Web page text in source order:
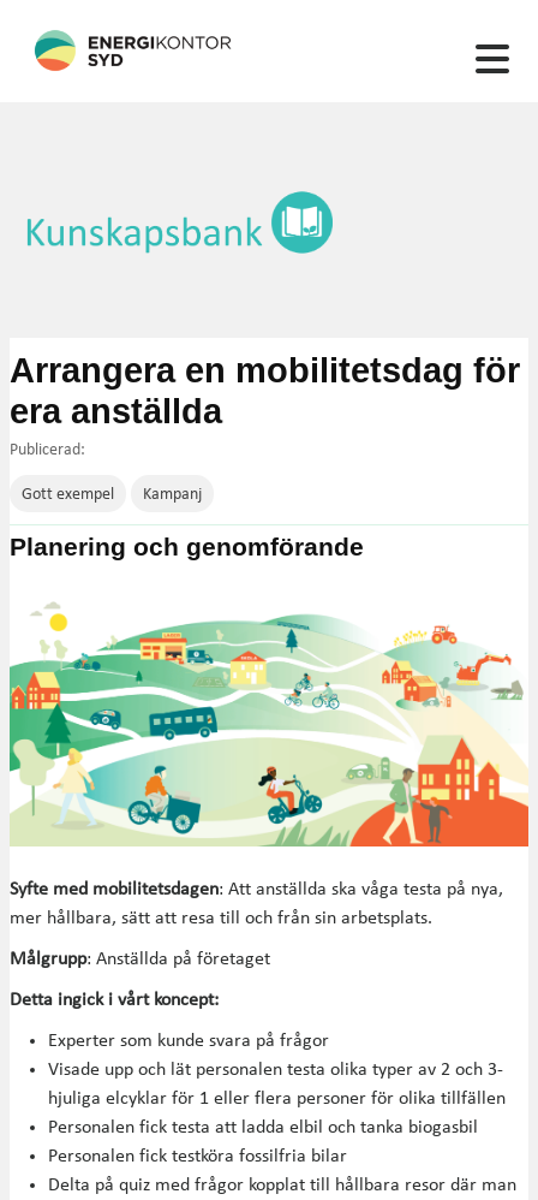
Arrangera en mobilitetsdag för
era anställda
Publicerad:
Gott exempel Kampanj
Planering och genomförande
Syfte med mobilitetsdagen: Att anställda ska våga testa på nya,
mer hållbara, sätt att resa till och från sin arbetsplats.
Målgrupp: Anställda på företaget
Detta ingick i vårt koncept:
Experter som kunde svara på frågor
Visade upp och lät personalen testa olika typer av 2 och 3-
hjuliga elcyklar för 1 eller flera personer för olika tillfällen
Personalen fick testa att ladda elbil och tanka biogasbil
Personalen fick testköra fossilfria bilar
Delta på quiz med frågor kopplat till hållbara resor där man
132 artiklar hittades